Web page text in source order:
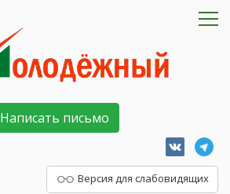
Написать письмо
Версия для слабовидящих